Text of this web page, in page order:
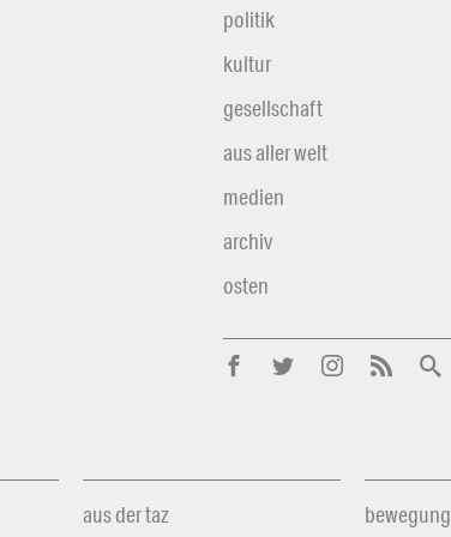
politik
kultur
gesellschaft
aus aller welt
medien
archiv
osten
aus der taz bewegung